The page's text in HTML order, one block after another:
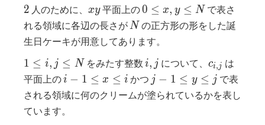
2
2 人のために、 xy
xy平面上の0
\le
x,
y
\le
N
0 ≤ x, y ≤ N で表さ
れる領域に各辺の長さが N
N の正方形の形をした誕
生日ケーキが用意してあります。
1
\le
i,j
\le
N
1 ≤ i, j ≤ Nをみたす整数 i,j
i, j について、c_{i,j}
ci,j は
平面上のi-1
\le
\le
i − 1 ≤ x ≤ i かつ j-1
\le
j − 1 ≤ y ≤ j で表
される領域に何のクリームが塗られているかを表し
ています。